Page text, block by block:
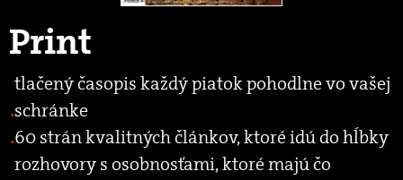
Print
tlačený časopis každý piatok pohodlne vo vašej
schránke
60 strán kvalitných článkov, ktoré idú do hĺbky
rozhovory s osobnosťami, ktoré majú čo